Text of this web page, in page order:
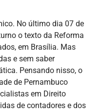
No último dia 07 de
o texto da Reforma
em Brasília. Mas
e sem saber
Pensando nisso, o
de Pernambuco
em Direito
de contadores e dos